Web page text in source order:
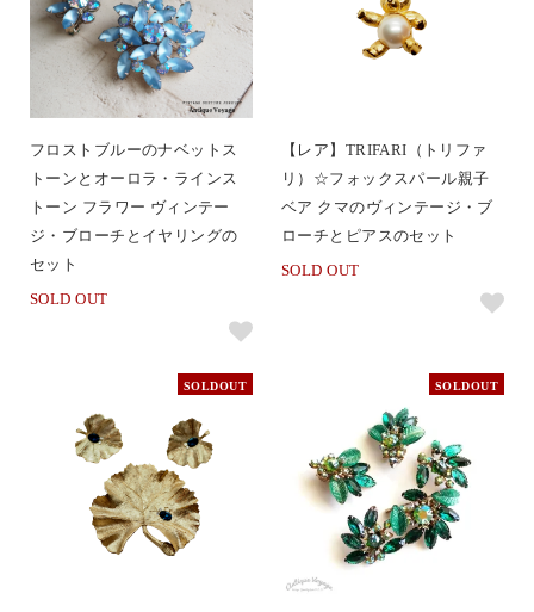
フロストブルーのナベットス
トーンとオーロラ・ラインス
トーン フラワー ヴィンテー
ジ・ブローチとイヤリングの
セット
SOLD OUT
【レア】TRIFARI（トリファ
リ）☆フォックスパール親子
ベア クマのヴィンテージ・ブ
ローチとピアスのセット
SOLD OUT
SOLDOUT SOLDOUT